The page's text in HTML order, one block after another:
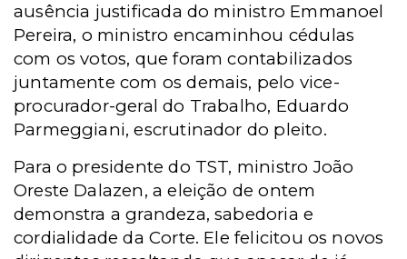
ausência justificada do ministro Emmanoel
Pereira, o ministro encaminhou cédulas
com os votos, que foram contabilizados
juntamente com os demais, pelo vice-
procurador-geral do Trabalho, Eduardo
Parmeggiani, escrutinador do pleito.
Para o presidente do TST, ministro João
Oreste Dalazen, a eleição de ontem
demonstra a grandeza, sabedoria e
cordialidade da Corte. Ele felicitou os novos